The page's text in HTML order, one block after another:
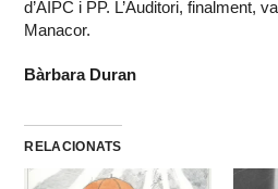
d’AIPC i PP. L’Auditori, finalment,
Manacor.
Bàrbara Duran
RELACIONATS